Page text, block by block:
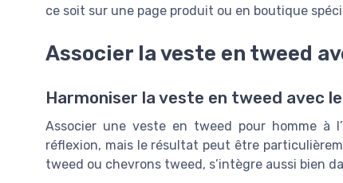
ce soit sur une page produit ou en boutique
Associer la veste en tweed
Harmoniser la veste en tweed avec
Associer une veste en tweed pour homme à
réflexion, mais le résultat peut être
tweed ou chevrons tweed, s’intègre aussi bien